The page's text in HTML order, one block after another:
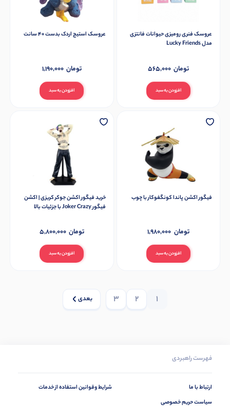
عروسک فنری رومیزی حیوانات فانتزی
مدل Lucky Friends
افزودن به سبد
565,000 تومان
عروسک استیج اردک بدست 40 سانت
افزودن به سبد
1,190,000 تومان
فیگور اکشن پاندا کونگفوکار با چوب
افزودن به سبد
1,980,000 تومان
خرید فیگور اکشن جوکر کریزی | اکشن
فیگور Joker Crazy با جزئیات بالا
افزودن به سبد
5,800,000 تومان
1
2
3 بعدی
فهرست راهبردی
ارتباط با ما
سیاست حریم خصوصی
شرایط وقوانین استفاده از خدمات